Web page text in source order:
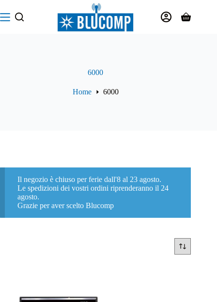
al
contenuto
Carrello
6000
Home 6000
Il negozio è chiuso per ferie dall'8 al 23 agosto.
Le spedizioni dei vostri ordini riprenderanno il 24
agosto.
Grazie per aver scelto Blucomp